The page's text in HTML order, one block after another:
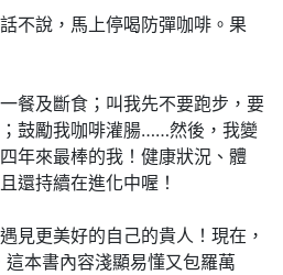
不說，馬上停喝防彈咖啡。果
餐及斷食；叫我先不要跑步，要
鼓勵我咖啡灌腸……然後，我變
年來最棒的我！健康狀況、體
還持續在進化中喔！
見更美好的自己的貴人！現在，
本書內容淺顯易懂又包羅萬